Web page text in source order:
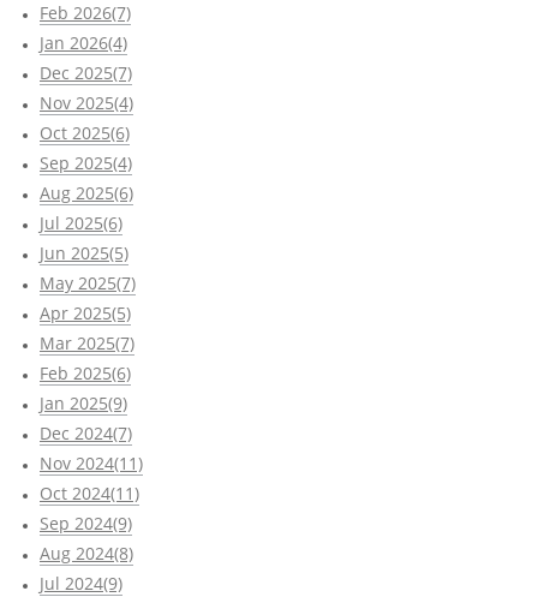
Feb 2026(7)
Jan 2026(4)
Dec 2025(7)
Nov 2025(4)
Oct 2025(6)
Sep 2025(4)
Aug 2025(6)
Jul 2025(6)
Jun 2025(5)
May 2025(7)
Apr 2025(5)
Mar 2025(7)
Feb 2025(6)
Jan 2025(9)
Dec 2024(7)
Nov 2024(11)
Oct 2024(11)
Sep 2024(9)
Aug 2024(8)
Jul 2024(9)